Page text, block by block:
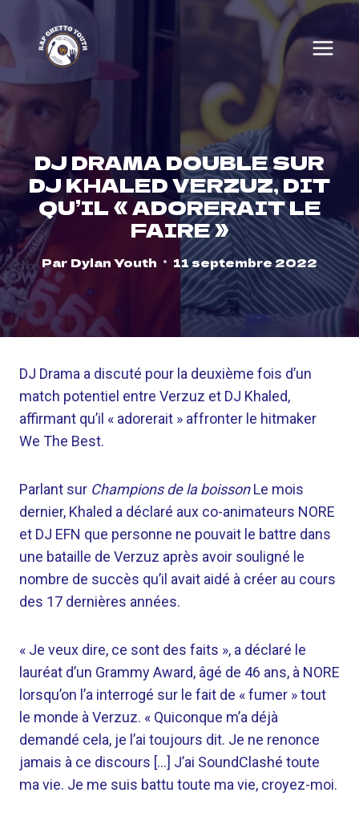
to
content
DJ DRAMA DOUBLE SUR
DJ KHALED VERZUZ, DIT
QU’IL « ADORERAIT LE
FAIRE »
Par Dylan Youth 11 septembre 2022
DJ Drama a discuté pour la deuxième fois d’un
match potentiel entre Verzuz et DJ Khaled,
affirmant qu’il « adorerait » affronter le hitmaker
We The Best.
Parlant sur Champions de la boissonLe mois
dernier, Khaled a déclaré aux co-animateurs NORE
et DJ EFN que personne ne pouvait le battre dans
une bataille de Verzuz après avoir souligné le
nombre de succès qu’il avait aidé à créer au cours
des 17 dernières années.
« Je veux dire, ce sont des faits », a déclaré le
lauréat d’un Grammy Award, âgé de 46 ans, à NORE
lorsqu’on l’a interrogé sur le fait de « fumer » tout
le monde à Verzuz. « Quiconque m’a déjà
demandé cela, je l’ai toujours dit. Je ne renonce
jamais à ce discours […] J’ai SoundClashé toute
ma vie. Je me suis battu toute ma vie, croyez-moi.